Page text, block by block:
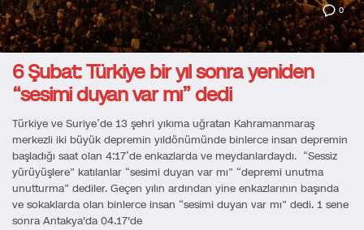
0
6 Şubat: Türkiye bir yıl sonra yeniden
“sesimi duyan var mı” dedi
Türkiye ve Suriye’de 13 şehri yıkıma uğratan Kahramanmaraş
merkezli iki büyük depremin yıldönümünde binlerce insan depremin
başladığı saat olan 4:17’de enkazlarda ve meydanlardaydı. “Sessiz
yürüyüşlere” katılanlar “sesimi duyan var mı” “depremi unutma
unutturma” dediler. Geçen yılın ardından yine enkazlarının başında
ve sokaklarda olan binlerce insan “sesimi duyan var mı” dedi. 1 sene
sonra Antakya'da 04.17'de